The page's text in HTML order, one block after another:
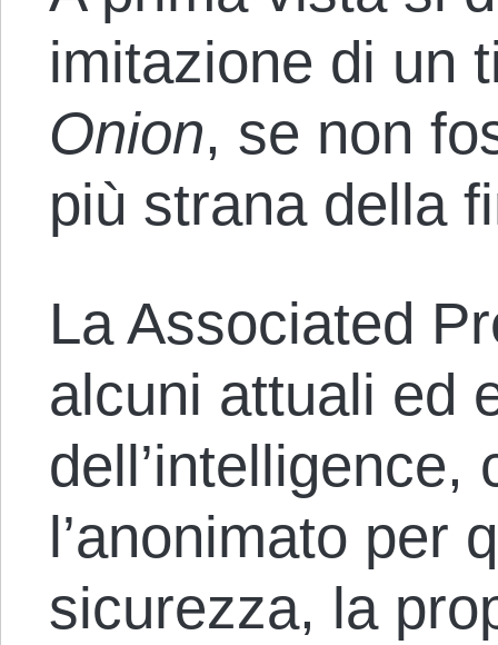
imitazione di un
Onion, se non
più strana della
La Associated
alcuni attuali ed
dell’intelligence,
l’anonimato per
sicurezza, la